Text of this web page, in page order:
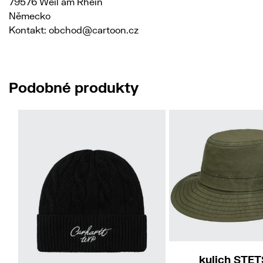
Německo
Kontakt: obchod@cartoon.cz
Podobné produkty
kulich